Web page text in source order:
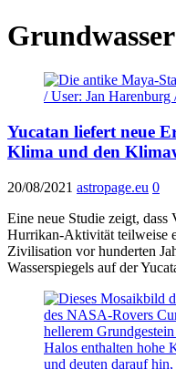
Grundwasser
Yucatan liefert neue
Klima und den
20/08/2021 astropage.eu 0
Eine neue Studie zeigt, dass
Hurrikan-Aktivität teilweise
Zivilisation vor hunderten
Wasserspiegels auf der